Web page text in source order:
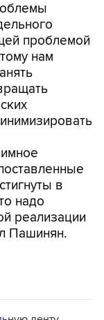
проблемой
нам
в
надо
реализации
Пашинян.